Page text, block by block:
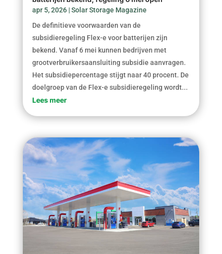
apr 5, 2026|Solar Storage Magazine
De definitieve voorwaarden van de
subsidieregeling Flex-e voor batterijen zijn
bekend. Vanaf 6 mei kunnen bedrijven met
grootverbruikersaansluiting subsidie aanvragen.
Het subsidiepercentage stijgt naar 40 procent. De
doelgroep van de Flex-e subsidieregeling wordt...
Lees meer